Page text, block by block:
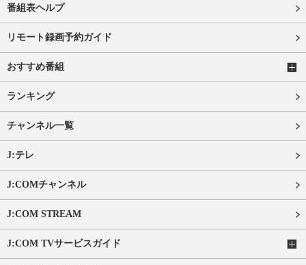
番組表ヘルプ
リモート録画予約ガイド
おすすめ番組
ランキング
チャンネル一覧
J:テレ
J:COMチャンネル
J:COM STREAM
J:COM TVサービスガイド